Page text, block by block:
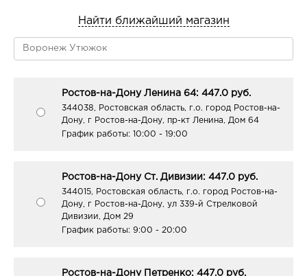
Найти ближайший магазин
Ростов-на-Дону Ленина 64: 447.0 руб.
344038, Ростовская область, г.о. город Ростов-на-
Дону, г Ростов-на-Дону, пр-кт Ленина, Дом 64
График работы: 10:00 - 19:00
Ростов-на-Дону Ст. Дивизии: 447.0 руб.
344015, Ростовская область, г.о. город Ростов-на-
Дону, г Ростов-на-Дону, ул 339-й Стрелковой
Дивизии, Дом 29
График работы: 9:00 - 20:00
Ростов-на-Дону Петренко: 447.0 руб.